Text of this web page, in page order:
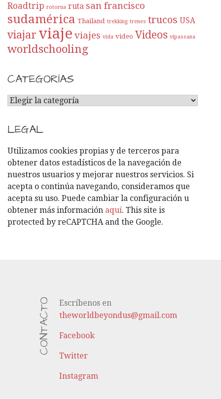
Roadtrip rotorua ruta san francisco
sudamérica Thailand trekking trenes trucos USA
viajar viaje viajes vida video Videos vipassana
worldschooling
CATEGORÍAS
C
T
E
G
O
R
Í
A
S
LEGAL
Utilizamos cookies propias y de terceros para
obtener datos estadísticos de la navegación de
nuestros usuarios y mejorar nuestros servicios. Si
acepta o continúa navegando, consideramos que
acepta su uso. Puede cambiar la configuración u
obtener más información aquí. This site is
protected by reCAPTCHA and the Google.
CONTACTO
Escríbenos en
theworldbeyondus@gmail.com
Facebook
Twitter
Instagram